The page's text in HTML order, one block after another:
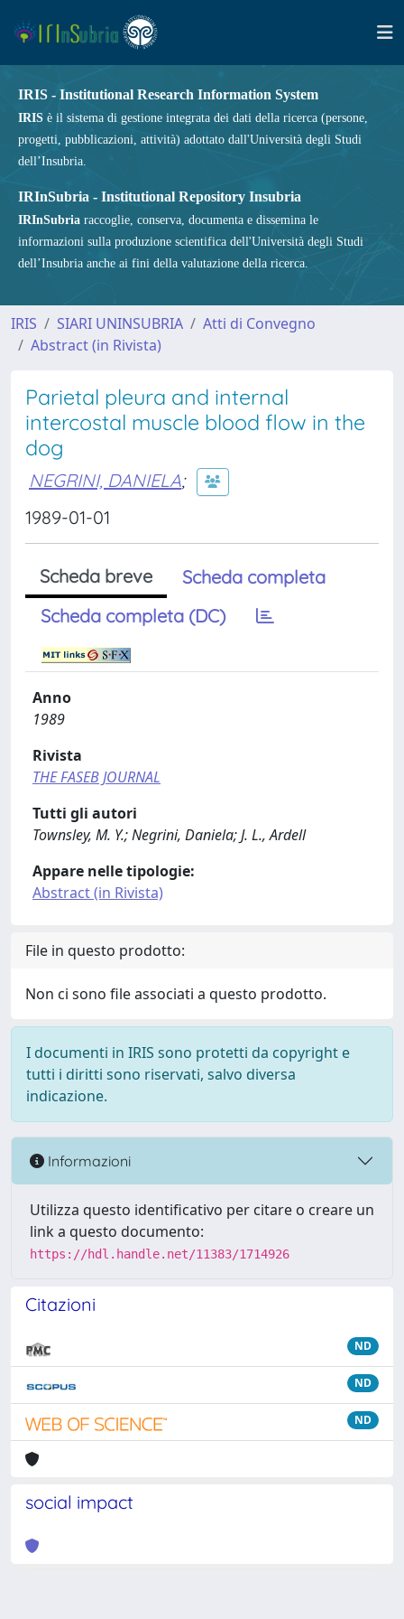
IRIS - Institutional Research Information System
IRIS è il sistema di gestione integrata dei dati della ricerca (persone,
progetti, pubblicazioni, attività) adottato dall'Università degli Studi
dell’Insubria.
IRInSubria - Institutional Repository Insubria
IRInSubria raccoglie, conserva, documenta e dissemina le
informazioni sulla produzione scientifica dell'Università degli Studi
dell’Insubria anche ai fini della valutazione della ricerca.
IRIS SIARI UNINSUBRIA
Atti di Convegno
Abstract (in Rivista)
Parietal pleura and internal
intercostal muscle blood flow in the
dog
NEGRINI, DANIELA;
1989-01-01
Scheda breve
Scheda completa
Scheda completa (DC)
Anno
1989
Rivista
THE FASEB JOURNAL
Tutti gli autori
Townsley, M. Y.; Negrini, Daniela; J. L., Ardell
Appare nelle tipologie:
Abstract (in Rivista)
File in questo prodotto:
Non ci sono file associati a questo prodotto.
I documenti in IRIS sono protetti da copyright e
tutti i diritti sono riservati, salvo diversa
indicazione.
Informazioni
Utilizza questo identificativo per citare o creare un
link a questo documento:
https://hdl.handle.net/11383/1714926
Citazioni
ND
ND
ND
social impact